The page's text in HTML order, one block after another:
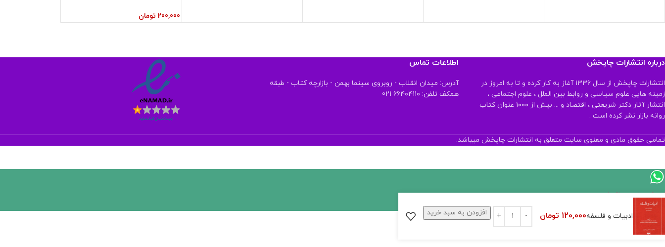
200,000 تومان
درباره انتشارات چاپخش
انتشارات چاپخش از سال ۱۳۳۶ آغاز به کار کرده و تا به امروز در
زمینه هایی علوم سیاسی و روابط بین الملل ، علوم اجتماعی ،
انتشار آثار دکتر شریعتی ، اقتصاد و ... بیش از ۱۰۰۰ عنوان کتاب
روانه بازار نشر کرده است .
اطلاعات تماس
آدرس: میدان انقلاب - روبروی سینما بهمن - بازارچه کتاب - طبقه
همکف تلفن: ۶۶۴۰۴۱۱۰ 021
تمامی حقوق مادی و معنوی سایت متعلق به انتشارات چاپخش میباشد.
ادبیات و فلسفه120,000 تومان افزودن به سبد خرید
اگر
موجود
نیست,
شاید